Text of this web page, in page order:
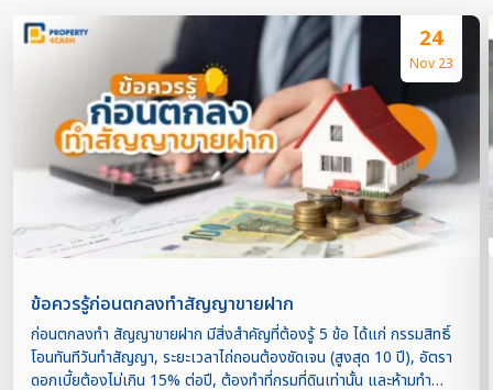
24
Nov 23
ข้อควรรู้ก่อนตกลงทำสัญญาขายฝาก
ก่อนตกลงทำ สัญญาขายฝาก มีสิ่งสำคัญที่ต้องรู้ 5 ข้อ ได้แก่ กรรมสิทธิ์
โอนทันทีวันทำสัญญา, ระยะเวลาไถ่ถอนต้องชัดเจน (สูงสุด 10 ปี), อัตรา
ดอกเบี้ยต้องไม่เกิน 15% ต่อปี, ต้องทำที่กรมที่ดินเท่านั้น และห้ามทำ